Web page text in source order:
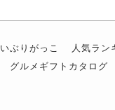
いぶりがっこ 人気ラン
グルメギフトカタログ